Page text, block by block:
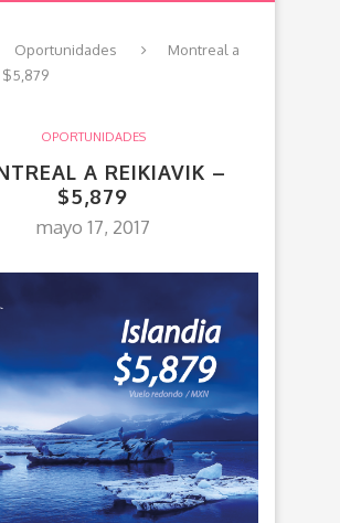
Oportunidades
Montreal a
OPORTUNIDADES
A REIKIAVIK –
$5,879
mayo 17, 2017